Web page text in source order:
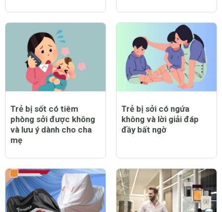
Trẻ bị sốt có tiêm
phòng sởi được không
và lưu ý dành cho cha
mẹ
Trẻ bị sởi có ngứa
không và lời giải đáp
đầy bất ngờ